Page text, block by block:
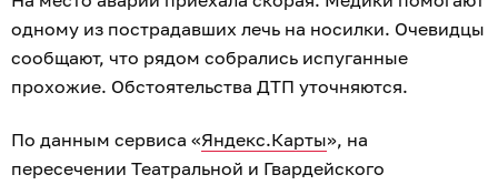
одному из пострадавших лечь на носилки. Очевидцы
сообщают, что рядом собрались испуганные
прохожие. Обстоятельства ДТП уточняются.
По данным сервиса «Яндекс.Карты», на
пересечении Театральной и Гвардейского